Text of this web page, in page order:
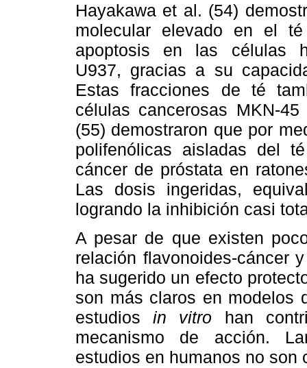
Hayakawa et al. (54)
molecular elevado en el
apoptosis en las células
U937, gracias a su
Estas fracciones de té
células cancerosas MKN-
(55) demostraron que por
polifenólicas aisladas del
cáncer de próstata en
Las dosis ingeridas,
logrando la inhibición casi
A pesar de que existen
relación flavonoides-cáncer
ha sugerido un efecto
son más claros en modelos
estudiosin vitro han
mecanismo de acción.
estudios en humanos no son